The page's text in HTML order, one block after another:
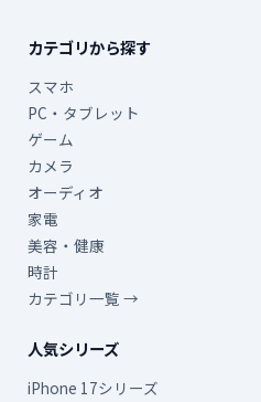
カテゴリから探す
スマホ
PC・タブレット
ゲーム
カメラ
オーディオ
家電
美容・健康
時計
カテゴリ一覧 →
人気シリーズ
iPhone 17シリーズ